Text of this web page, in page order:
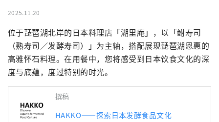
2025.11.20
位于琵琶湖北岸的日本料理店「湖里庵」，以「鲋寿司
（熟寿司／发酵寿司）」为主轴，搭配展现琵琶湖恩惠的
高雅怀石料理。在用餐中，您将感受到日本饮食文化的深
度与底蕴，度过特别的时光。
撰稿
HAKKO——探索日本发酵食品文化